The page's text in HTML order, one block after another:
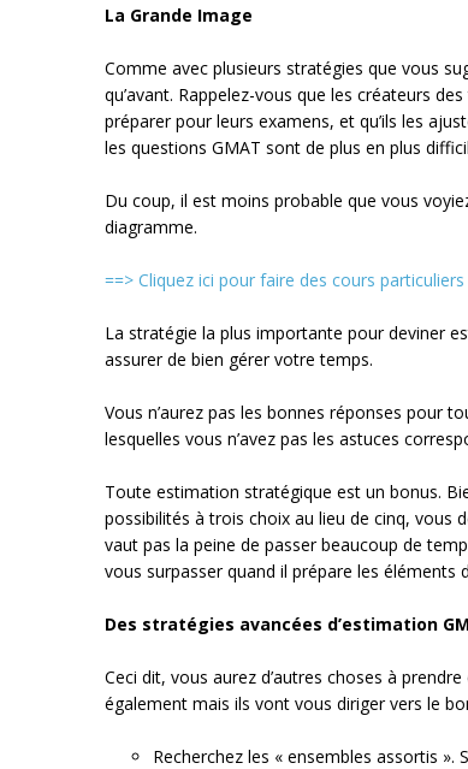
La Grande Image
Comme avec plusieurs stratégies que vous
qu’avant. Rappelez-vous que les créateurs
préparer pour leurs examens, et qu’ils les
les questions GMAT sont de plus en plus
Du coup, il est moins probable que vous
diagramme.
==> Cliquez ici pour faire des cours
La stratégie la plus importante pour deviner
assurer de bien gérer votre temps.
Vous n’aurez pas les bonnes réponses pour
lesquelles vous n’avez pas les astuces
Toute estimation stratégique est un bonus.
possibilités à trois choix au lieu de cinq, vous
vaut pas la peine de passer beaucoup de
vous surpasser quand il prépare les éléments
Des stratégies avancées d’estimation
Ceci dit, vous aurez d’autres choses à
également mais ils vont vous diriger vers le
Recherchez les « ensembles assortis ».